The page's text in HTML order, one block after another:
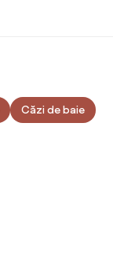
Căzi de baie